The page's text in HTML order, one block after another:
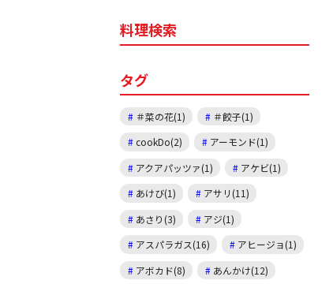
料理検索
タグ
＃菜の花(1)
＃餃子(1)
cookDo(2)
アーモンド(1)
アクアパッツァ(1)
アケビ(1)
あけび(1)
アサリ(11)
あさり(3)
アジ(1)
アスパラガス(16)
アヒージョ(1)
アボカド(8)
あんかけ(12)